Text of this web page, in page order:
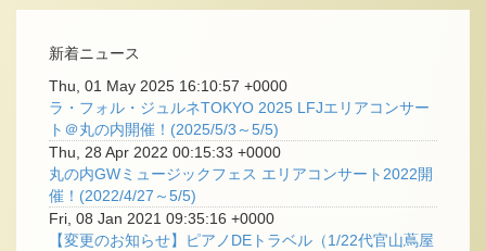
新着ニュース
Thu, 01 May 2025 16:10:57 +0000
ラ・フォル・ジュルネTOKYO 2025 LFJエリアコンサー
ト＠丸の内開催！(2025/5/3～5/5)
Thu, 28 Apr 2022 00:15:33 +0000
丸の内GWミュージックフェス エリアコンサート2022開
催！(2022/4/27～5/5)
Fri, 08 Jan 2021 09:35:16 +0000
【変更のお知らせ】ピアノDEトラベル（1/22代官山蔦屋